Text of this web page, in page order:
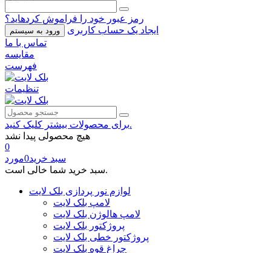
رمز عبور خود را فراموش کردهاید؟
ورود به سیستم
ایجاد یک حساب کاربری
تماس با ما
مقایسه
فهرست
تنظیمات
برای محصولات بیشتر کلیک کنید.
هیچ محصولی پیدا نشد
0
سبد خرید0مورد
سبد خرید شما خالی است.
لوازم نور پردازی بلک لایت
لامپ بلک لایت
لامپ هالوژن بلک لایت
پروژکتور بلک لایت
پروژکتور خطی بلک لایت
چراغ قوه بلک لایت